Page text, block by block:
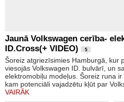
Jaunā Volkswagen cerība-
ID.Cross(+ VIDEO)
5
Šoreiz atgriezīsimies Hamburgā, kur
viesojās Volkswagen ID. bulvārī, un
elektromobiļu modeļus. Šoreiz runa
kam potenciāli vajadzētu kļūt par
VAIRĀK